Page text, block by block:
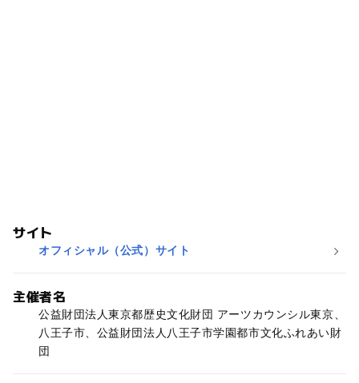
サイト
オフィシャル（公式）サイト
主催者名
公益財団法人東京都歴史文化財団 アーツカウンシル東京、
八王子市、公益財団法人八王子市学園都市文化ふれあい財
団